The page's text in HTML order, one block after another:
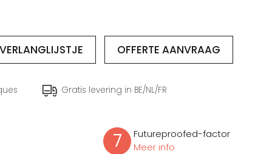
VERLANGLIJSTJE OFFERTE AANVRAAG
Gratis levering in BE/NL/FR
7
Futureproofed-factor
Meer info